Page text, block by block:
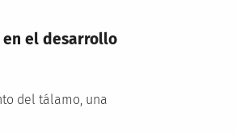
en el desarrollo
del tálamo, una